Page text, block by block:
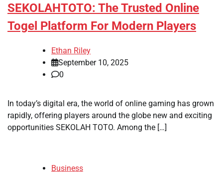
SEKOLAHTOTO: The Trusted Online
Togel Platform For Modern Players
Ethan Riley
September 10, 2025
0
In today’s digital era, the world of online gaming has grown
rapidly, offering players around the globe new and exciting
opportunities SEKOLAH TOTO. Among the […]
Business